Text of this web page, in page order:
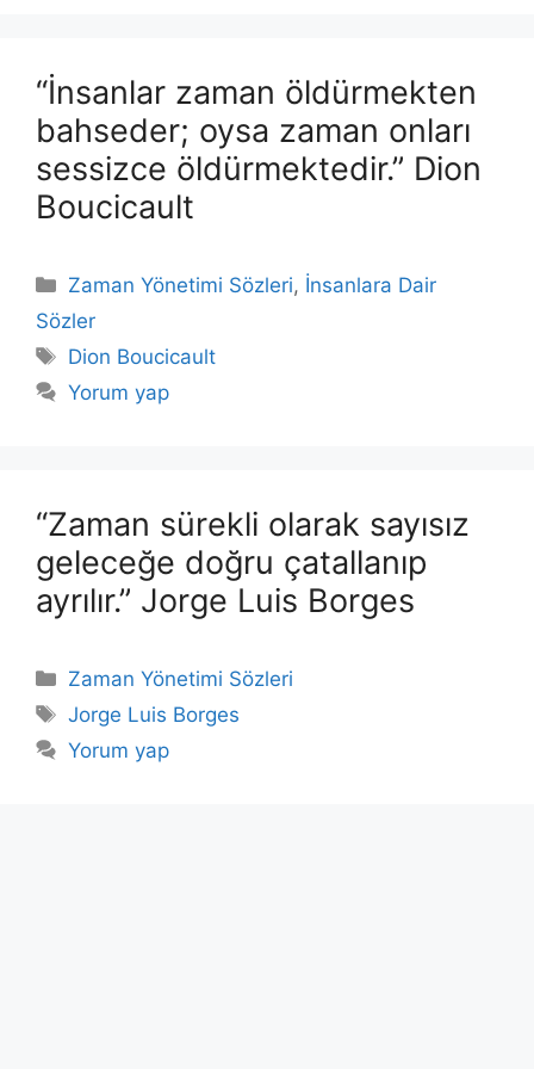
“İnsanlar zaman öldürmekten
bahseder; oysa zaman onları
sessizce öldürmektedir.” Dion
Boucicault
Kategoriler
Zaman Yönetimi Sözleri, İnsanlara Dair
Sözler
Etiketler
Dion Boucicault
Yorum yap
“Zaman sürekli olarak sayısız
geleceğe doğru çatallanıp
ayrılır.” Jorge Luis Borges
Kategoriler
Zaman Yönetimi Sözleri
Etiketler
Jorge Luis Borges
Yorum yap